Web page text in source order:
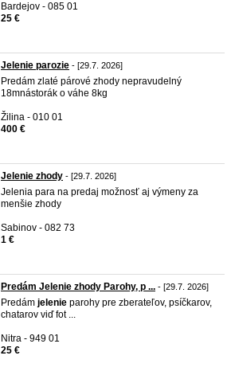
Bardejov - 085 01
25 €
Jelenie parozie - [29.7. 2026]
Predám zlaté párové zhody nepravudelný
18mnástorák o váhe 8kg
Žilina - 010 01
400 €
Jelenie zhody - [29.7. 2026]
Jelenia para na predaj možnosť aj výmeny za
menšie zhody
Sabinov - 082 73
1 €
Predám Jelenie zhody Parohy, p ... - [29.7. 2026]
Predám jelenie parohy pre zberateľov, psíčkarov,
chatarov viď fot ...
Nitra - 949 01
25 €